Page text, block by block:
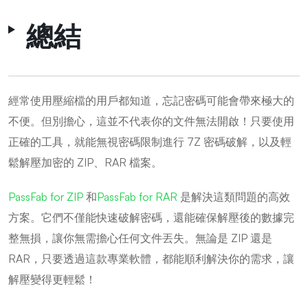
總結
經常使用壓縮檔的用戶都知道，忘記密碼可能會帶來極大的
不便。但別擔心，這並不代表你的文件無法開啟！只要使用
正確的工具，就能無視密碼限制進行 7Z 密碼破解，以及輕
鬆解壓加密的 ZIP、RAR 檔案。
PassFab for ZIP 和PassFab for RAR 是解決這類問題的高效
方案。它們不僅能快速破解密碼，還能確保解壓後的數據完
整無損，讓你無需擔心任何文件丟失。無論是 ZIP 還是
RAR，只要透過這款專業軟體，都能順利解決你的需求，讓
解壓變得更輕鬆！